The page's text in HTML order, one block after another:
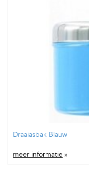
Draaiasbak Blauw
meer informatie »